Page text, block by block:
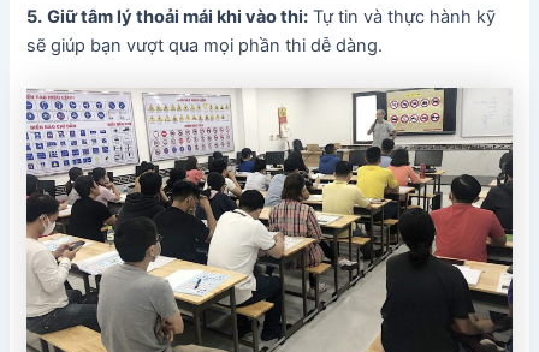
5. Giữ tâm lý thoải mái khi vào thi: Tự tin và thực hành kỹ
sẽ giúp bạn vượt qua mọi phần thi dễ dàng.